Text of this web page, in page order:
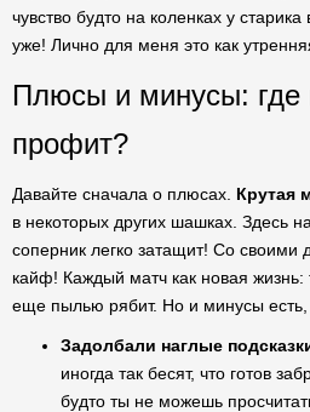
чувство будто на коленках у
уже! Лично для меня это как
Плюсы и минусы: где
профит?
Давайте сначала о плюсах. Крутая
в некоторых других шашках. Здесь
соперник легко затащит! Со
кайф! Каждый матч как новая жизнь:
еще пылью рябит. Но и минусы есть,
Задолбали наглые
иногда так бесят, что готов
будто ты не можешь